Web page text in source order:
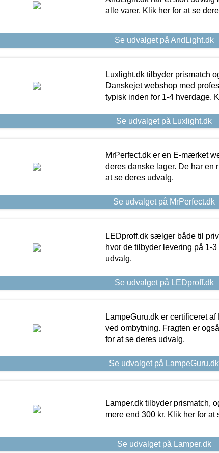
alle varer. Klik her for at se
Se udvalget på AndLight.dk
Luxlight.dk tilbyder prismatch
Danskejet webshop med
typisk inden for 1-4 hverdage.
Se udvalget på Luxlight.dk
MrPerfect.dk er en E-mærket
deres danske lager. De har en
at se deres udvalg.
Se udvalget på MrPerfect.dk
LEDproff.dk sælger både til
hvor de tilbyder levering på 1-
udvalg.
Se udvalget på LEDproff.dk
LampeGuru.dk er certificeret
ved ombytning. Fragten er
for at se deres udvalg.
Se udvalget på LampeGuru.dk
Lamper.dk tilbyder prismatch,
mere end 300 kr. Klik her for at
Se udvalget på Lamper.dk